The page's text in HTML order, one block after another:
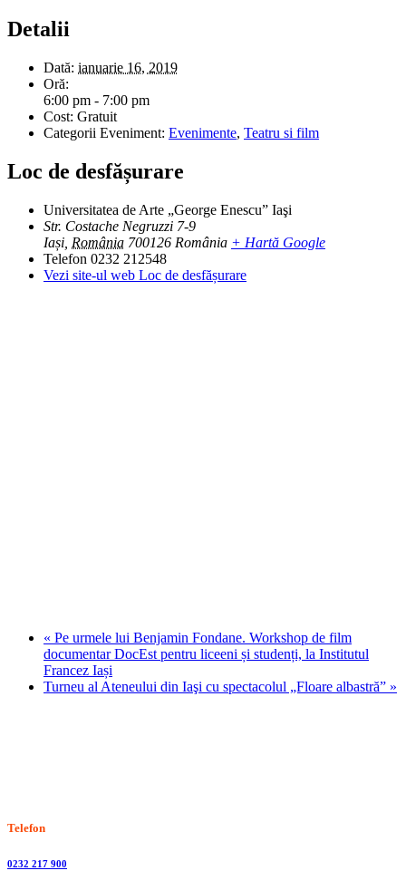
Detalii
Dată: ianuarie 16, 2019
Oră:
6:00 pm - 7:00 pm
Cost: Gratuit
Categorii Eveniment: Evenimente, Teatru si film
Loc de desfășurare
Universitatea de Arte „George Enescu” Iaşi
Str. Costache Negruzzi 7-9
Iași România 700126 România + Hartă Google
Telefon 0232 212548
Vezi site-ul web Loc de desfășurare
« Pe urmele lui Benjamin Fondane. Workshop de film
documentar DocEst pentru liceeni și studenți, la Institutul
Francez Iași
Turneu al Ateneului din Iaşi cu spectacolul „Floare albastră” »
Telefon
0232 217 900